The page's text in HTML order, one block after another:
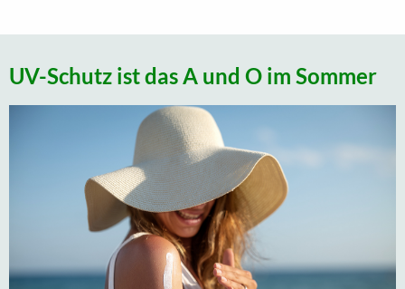
UV-Schutz ist das A und O im Sommer